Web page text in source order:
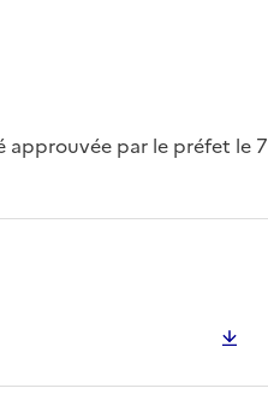
approuvée par le préfet le 7